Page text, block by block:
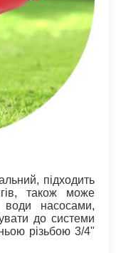
підходить
також може
води насосами,
до системи
різьбою 3/4"